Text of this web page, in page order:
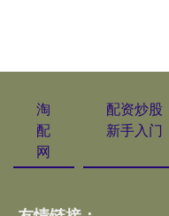
淘
配
网
配资炒股
新手入门